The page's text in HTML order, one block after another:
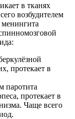
в тканях
возбудителем
протекает в
паротита
протекает в
Чаще всего